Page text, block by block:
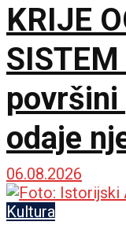
KRIJE
površini
odaje
06.08.2026
Kultura